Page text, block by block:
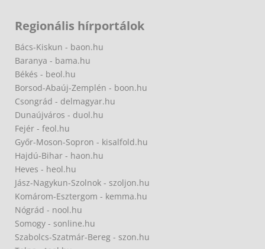
Regionális hírportálok
Bács-Kiskun - baon.hu
Baranya - bama.hu
Békés - beol.hu
Borsod-Abaúj-Zemplén - boon.hu
Csongrád - delmagyar.hu
Dunaújváros - duol.hu
Fejér - feol.hu
Győr-Moson-Sopron - kisalfold.hu
Hajdú-Bihar - haon.hu
Heves - heol.hu
Jász-Nagykun-Szolnok - szoljon.hu
Komárom-Esztergom - kemma.hu
Nógrád - nool.hu
Somogy - sonline.hu
Szabolcs-Szatmár-Bereg - szon.hu